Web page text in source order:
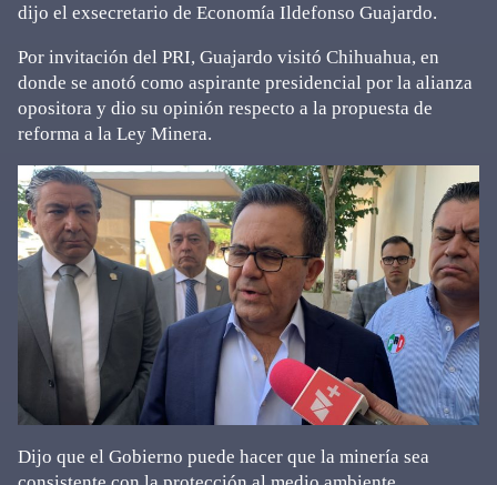
dijo el exsecretario de Economía Ildefonso Guajardo.
Por invitación del PRI, Guajardo visitó Chihuahua, en
donde se anotó como aspirante presidencial por la alianza
opositora y dio su opinión respecto a la propuesta de
reforma a la Ley Minera.
Dijo que el Gobierno puede hacer que la minería sea